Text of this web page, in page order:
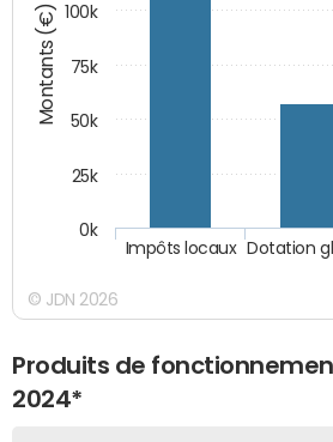
Montants (€)
Dotation
Impôts locaux
0k
25k
50k
75k
100k
© JDN 2026
Produits de
2024*